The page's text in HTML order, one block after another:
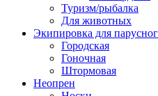
Туризм/рыбалка
Для животных
Экипировка для
Городская
Гоночная
Штормовая
Неопрен